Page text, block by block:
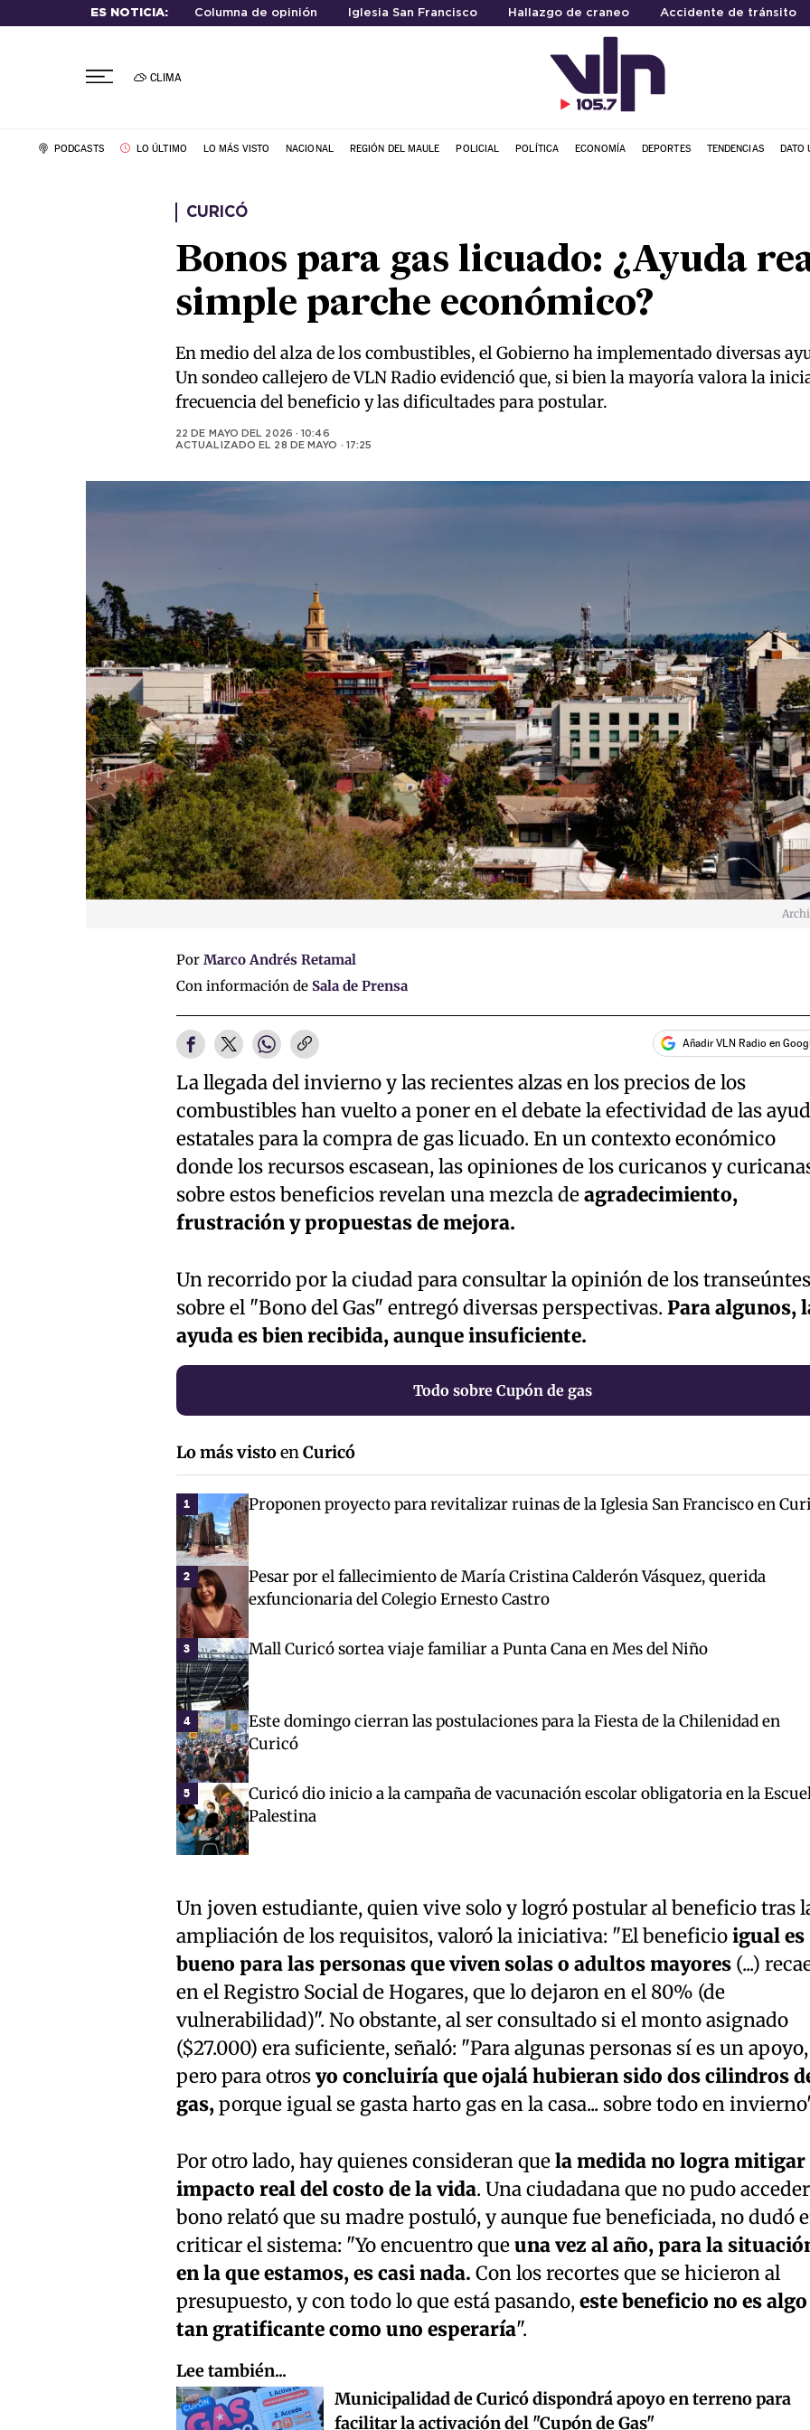
ES NOTICIA: Columna de opinión Iglesia San Francisco Hallazgo de craneo Accidente de tránsito
CLIMA
PODCASTS LO ÚLTIMO LO MÁS VISTO NACIONAL REGIÓN DEL MAULE POLICIAL POLÍTICA ECONOMÍA DEPORTES TENDENCIAS DATO
CURICÓ
Bonos para gas licuado: ¿Ayuda
simple parche económico?
En medio del alza de los combustibles, el Gobierno ha implementado diversas
Un sondeo callejero de VLN Radio evidenció que, si bien la mayoría valora la
frecuencia del beneficio y las dificultades para postular.
22 DE MAYO DEL 2026 · 10:46
ACTUALIZADO EL 28 DE MAYO · 17:25
Por Marco Andrés Retamal
Con información de Sala de Prensa
Añadir VLN Radio en
La llegada del invierno y las recientes alzas en los precios de los
combustibles han vuelto a poner en el debate la efectividad de las
estatales para la compra de gas licuado. En un contexto económico
donde los recursos escasean, las opiniones de los curicanos y
sobre estos beneficios revelan una mezcla deagradecimiento,
frustración y propuestas de mejora.
Un recorrido por la ciudad para consultar la opinión de los transeúntes
sobre el "Bono del Gas" entregó diversas perspectivas. Para algunos,
ayuda es bien recibida, aunque insuficiente.
Todo sobre Cupón de gas
Lo más vistoenCuricó
1 Proponen proyecto para revitalizar ruinas de la Iglesia San Francisco en
2
Pesar por el fallecimiento de María Cristina Calderón Vásquez, querida
exfuncionaria del Colegio Ernesto Castro
3 Mall Curicó sortea viaje familiar a Punta Cana en Mes del Niño
4
Este domingo cierran las postulaciones para la Fiesta de la Chilenidad en
Curicó
5
Curicó dio inicio a la campaña de vacunación escolar obligatoria en la
Palestina
Un joven estudiante, quien vive solo y logró postular al beneficio tras
ampliación de los requisitos, valoró la iniciativa: "El beneficioigual es
bueno para las personas que viven solas o adultos mayores(...)
en el Registro Social de Hogares, que lo dejaron en el 80% (de
vulnerabilidad)". No obstante, al ser consultado si el monto asignado
($27.000) era suficiente, señaló: "Para algunas personas sí es un apoyo,
pero para otrosyo concluiría que ojalá hubieran sido dos cilindros
gas,porque igual se gasta harto gas en la casa... sobre todo en
Por otro lado, hay quienes consideran quela medida no logra mitigar
impacto real del costo de la vida. Una ciudadana que no pudo
bono relató que su madre postuló, y aunque fue beneficiada, no dudó
criticar el sistema: "Yo encuentro queuna vez al año, para la
en la que estamos, es casi nada. Con los recortes que se hicieron al
presupuesto, y con todo lo que está pasando,este beneficio no es algo
tan gratificante como uno esperaría".
Lee también...
Municipalidad de Curicó dispondrá apoyo en terreno para
facilitar la activación del "Cupón de Gas"